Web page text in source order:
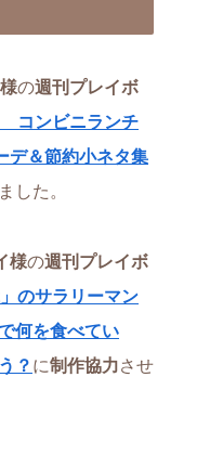
の週刊プレイボ
コンビニランチ
デ＆節約小ネタ集
した。
様の週刊プレイボ
のサラリーマン
何を食べてい
？ に制作協力させ